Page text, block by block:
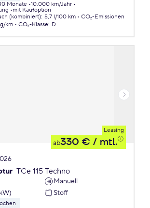
Monate 10.000 km/Jahr
mit Kaufoption
(kombiniert): 5,7 l/100 km
CO₂-Emissionen
km CO₂-Klasse: D
Leasing
ab330 € / mtl.
TCe 115 Techno
Manuell
Stoff